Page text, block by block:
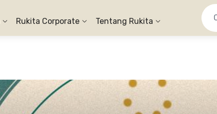
Rukita Corporate Tentang Rukita